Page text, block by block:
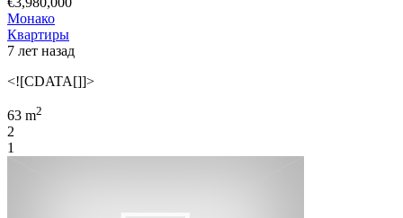
Монако
Квартиры
7 лет назад
<![CDATA[]]>
63 m2
2
1